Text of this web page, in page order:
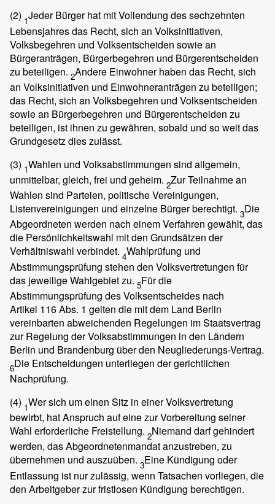
(2) 1Jeder Bürger hat mit Vollendung des sechzehnten
Lebensjahres das Recht, sich an Volksinitiativen,
Volksbegehren und Volksentscheiden sowie an
Bürgeranträgen, Bürgerbegehren und Bürgerentscheiden
zu beteiligen. 2Andere Einwohner haben das Recht, sich
an Volksinitiativen und Einwohneranträgen zu beteiligen;
das Recht, sich an Volksbegehren und Volksentscheiden
sowie an Bürgerbegehren und Bürgerentscheiden zu
beteiligen, ist ihnen zu gewähren, sobald und so weit das
Grundgesetz dies zulässt.
(3) 1Wahlen und Volksabstimmungen sind allgemein,
unmittelbar, gleich, frei und geheim. 2Zur Teilnahme an
Wahlen sind Parteien, politische Vereinigungen,
Listenvereinigungen und einzelne Bürger berechtigt. 3Die
Abgeordneten werden nach einem Verfahren gewählt, das
die Persönlichkeitswahl mit den Grundsätzen der
Verhältniswahl verbindet. 4Wahlprüfung und
Abstimmungsprüfung stehen den Volksvertretungen für
das jeweilige Wahlgebiet zu. 5Für die
Abstimmungsprüfung des Volksentscheides nach
Artikel 116 Abs. 1 gelten die mit dem Land Berlin
vereinbarten abweichenden Regelungen im Staatsvertrag
zur Regelung der Volksabstimmungen in den Ländern
Berlin und Brandenburg über den Neugliederungs-Vertrag.
6Die Entscheidungen unterliegen der gerichtlichen
Nachprüfung.
(4) 1Wer sich um einen Sitz in einer Volksvertretung
bewirbt, hat Anspruch auf eine zur Vorbereitung seiner
Wahl erforderliche Freistellung. 2Niemand darf gehindert
werden, das Abgeordnetenmandat anzustreben, zu
übernehmen und auszuüben. 3Eine Kündigung oder
Entlassung ist nur zulässig, wenn Tatsachen vorliegen, die
den Arbeitgeber zur fristlosen Kündigung berechtigen.